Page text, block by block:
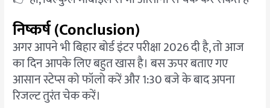
निष्कर्ष (Conclusion)
अगर आपने भी बिहार बोर्ड इंटर परीक्षा 2026 दी है, तो आज
का दिन आपके लिए बहुत खास है। बस ऊपर बताए गए
आसान स्टेप्स को फॉलो करें और 1:30 बजे के बाद अपना
रिजल्ट तुरंत चेक करें।